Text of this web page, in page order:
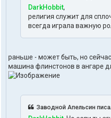
DarkHobbit,
религия служит для
всегда играла важную
раньше - может быть, но
машина флинстонов в ангаре
Заводной Апельсин